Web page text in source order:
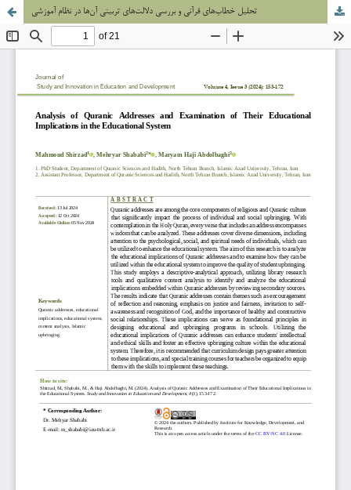
تحلیل خطاب‌های قرآنی و بررسی دلالت‌های تربیتی آن‌ها در نظام آموزشی